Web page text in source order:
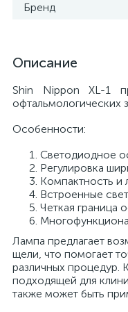
Бренд
Описание
Shin Nippon XL-1
офтальмологических
Особенности:
Светодиодное
Регулировка
Компактность и
Встроенные
Четкая граница
Лампа предлагает
щели, что помогает
различных процедур.
подходящей для
также может быть